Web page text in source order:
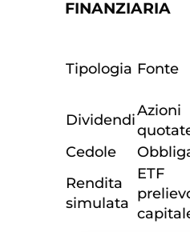
FINANZIARIA
Tipologia Fonte
Dividendi
Azioni
Cedole
Rendita
simulata